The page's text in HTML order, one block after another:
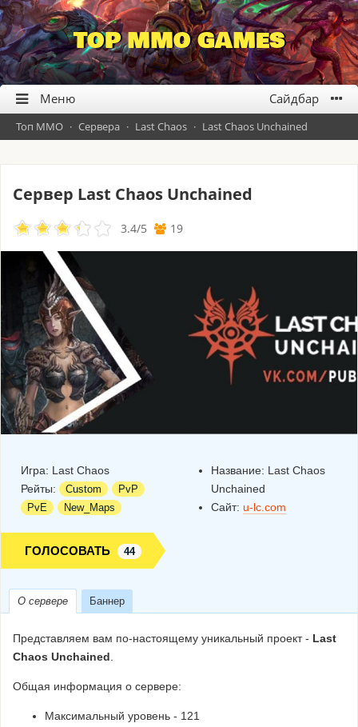
TOP MMO GAMES
Топ ММО · Сервера · Last Chaos · Last Chaos Unchained
Сервер Last Chaos Unchained
3.4/5 19
Игра: Last Chaos
Рейты:
Custom
PvP
PvE
New_Maps
Название: Last Chaos
Unchained
Сайт: u-lc.com
ГОЛОСОВАТЬ 44
О сервере Баннер
Представляем вам по-настоящему уникальный проект - Last
Chaos Unchained.
Общая информация о сервере:
Максимальный уровень - 121